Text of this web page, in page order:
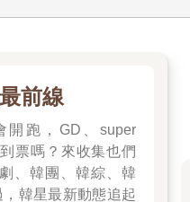
前線
開跑，GD、super
票嗎？來收集也們
、韓團、韓綜、韓
韓星最新動態追起